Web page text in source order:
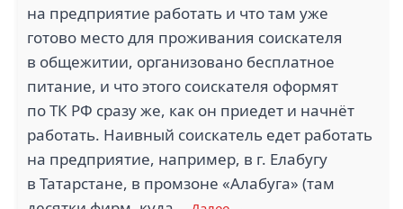
на предприятие работать и что там уже
готово место для проживания соискателя
в общежитии, организовано бесплатное
питание, и что этого соискателя оформят
по ТК РФ сразу же, как он приедет и начнёт
работать. Наивный соискатель едет работать
на предприятие, например, в г. Елабугу
в Татарстане, в промзоне «Алабуга» (там